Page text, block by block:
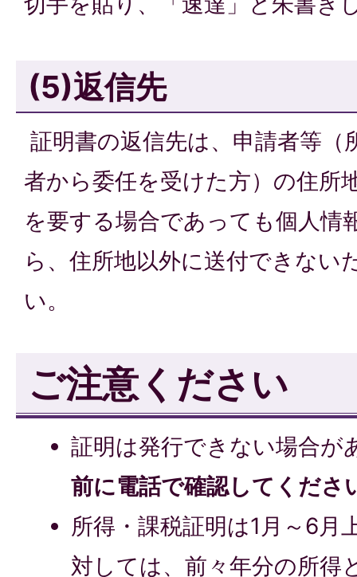
(5)返信先
証明書の返信先は、申請者等（
者から委任を受けた方）の住所
を要する場合であっても個人情
ら、住所地以外に送付できない
い。
ご注意ください
証明は発行できない場合が
前に電話で確認してくださ
所得・課税証明は1月～6月
対しては、前々年分の所得